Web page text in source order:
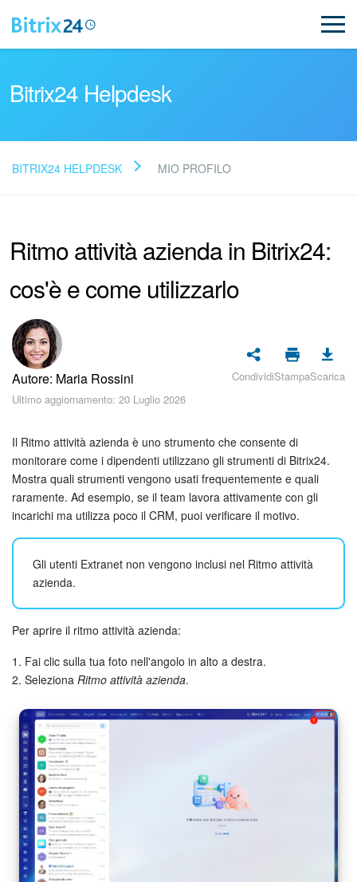
Novità
Supporto Bitrix24
Registrazione e accesso
Piani e pagamento
Sicurezza in Bitrix24
Come iniziare?
CoPilot: IA in Bitrix24
Feed
Messenger
Calendario
Bitrix24 Drive
Webmail
Gruppi di lavoro
Incarichi e progetti
Progetti IA
CRM
Bitrix24 Helpdesk
BITRIX24 HELPDESK MIO PROFILO
Ritmo attività azienda in Bitrix24:
cos'è e come utilizzarlo
Autore: Maria Rossini
Ultimo aggiornamento: 20 Luglio 2026
CondividiStampaScarica
Il Ritmo attività azienda è uno strumento che consente di
monitorare come i dipendenti utilizzano gli strumenti di Bitrix24.
Mostra quali strumenti vengono usati frequentemente e quali
raramente. Ad esempio, se il team lavora attivamente con gli
incarichi ma utilizza poco il CRM, puoi verificare il motivo.
Gli utenti Extranet non vengono inclusi nel Ritmo attività
azienda.
Per aprire il ritmo attività azienda:
1. Fai clic sulla tua foto nell'angolo in alto a destra.
2. Seleziona Ritmo attività azienda.